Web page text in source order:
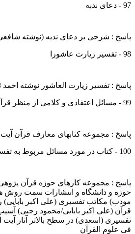
97 - دعای ندبه
پاسخ : شرحی بر دعای ندبه (نوشته
98 - تفسیر زیارت عاشورا
پاسخ : تفسیر زیارت العاشور نوشته احمد
99 - مسائل اعتقادی و کلامی از منظر قرآن
پاسخ : مجموعه کتابهای معارف قرآن آیت
100 - کتاب در مورد مسائل مربوط به تفسیر قرآن
پاسخ : مجموعه کارهای حوزه قرآن
حوزه و دانشگاه و انتشارات سمت روش
مودب) مکاتب تفسیری (علی اکبر
قرآن (علی اکبر بابایی/محمود رجبی)
تفسیری (اسعدی) در سطح بالاتر آثار آیت
فی علوم القرآن